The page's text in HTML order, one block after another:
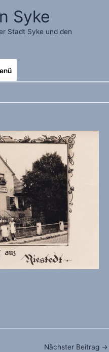
Syke
Stadt Syke und den
Nächster Beitrag →